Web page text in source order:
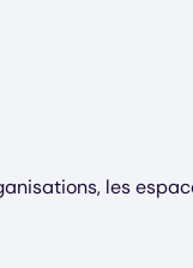
les